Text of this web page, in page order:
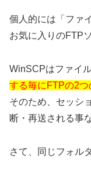
個人的には「ファ
お気に入りのFTP
WinSCPはファイ
する毎にFTPの2
そのため、セッシ
断・再送される事
さて、同じフォル